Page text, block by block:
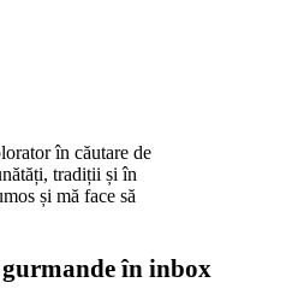
în căutare de
tradiții și în
și mă face să
în inbox